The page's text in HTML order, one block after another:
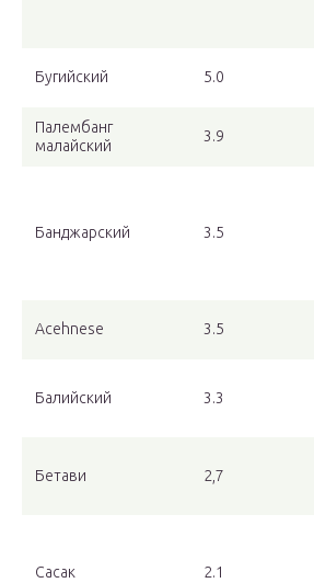
Бугийский 5.0
Палембанг
малайский
3.9
Банджарский 3.5
Acehnese 3.5
Балийский 3.3
Бетави 2,7
Сасак 2.1